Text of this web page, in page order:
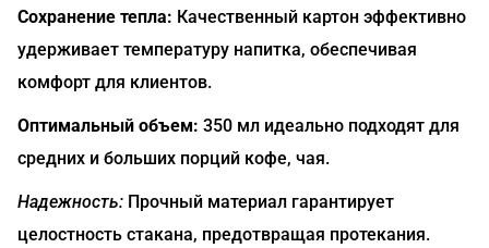
Сохранение тепла: Качественный картон эффективно
удерживает температуру напитка, обеспечивая
комфорт для клиентов.
Оптимальный объем: 350 мл идеально подходят для
средних и больших порций кофе, чая.
Надежность: Прочный материал гарантирует
целостность стакана, предотвращая протекания.